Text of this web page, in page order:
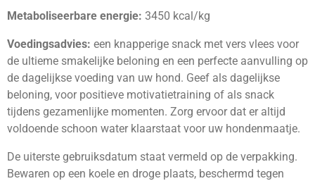
Metaboliseerbare energie: 3450 kcal/kg
Voedingsadvies: een knapperige snack met vers vlees voor
de ultieme smakelijke beloning en een perfecte aanvulling op
de dagelijkse voeding van uw hond. Geef als dagelijkse
beloning, voor positieve motivatietraining of als snack
tijdens gezamenlijke momenten. Zorg ervoor dat er altijd
voldoende schoon water klaarstaat voor uw hondenmaatje.
De uiterste gebruiksdatum staat vermeld op de verpakking.
Bewaren op een koele en droge plaats, beschermd tegen